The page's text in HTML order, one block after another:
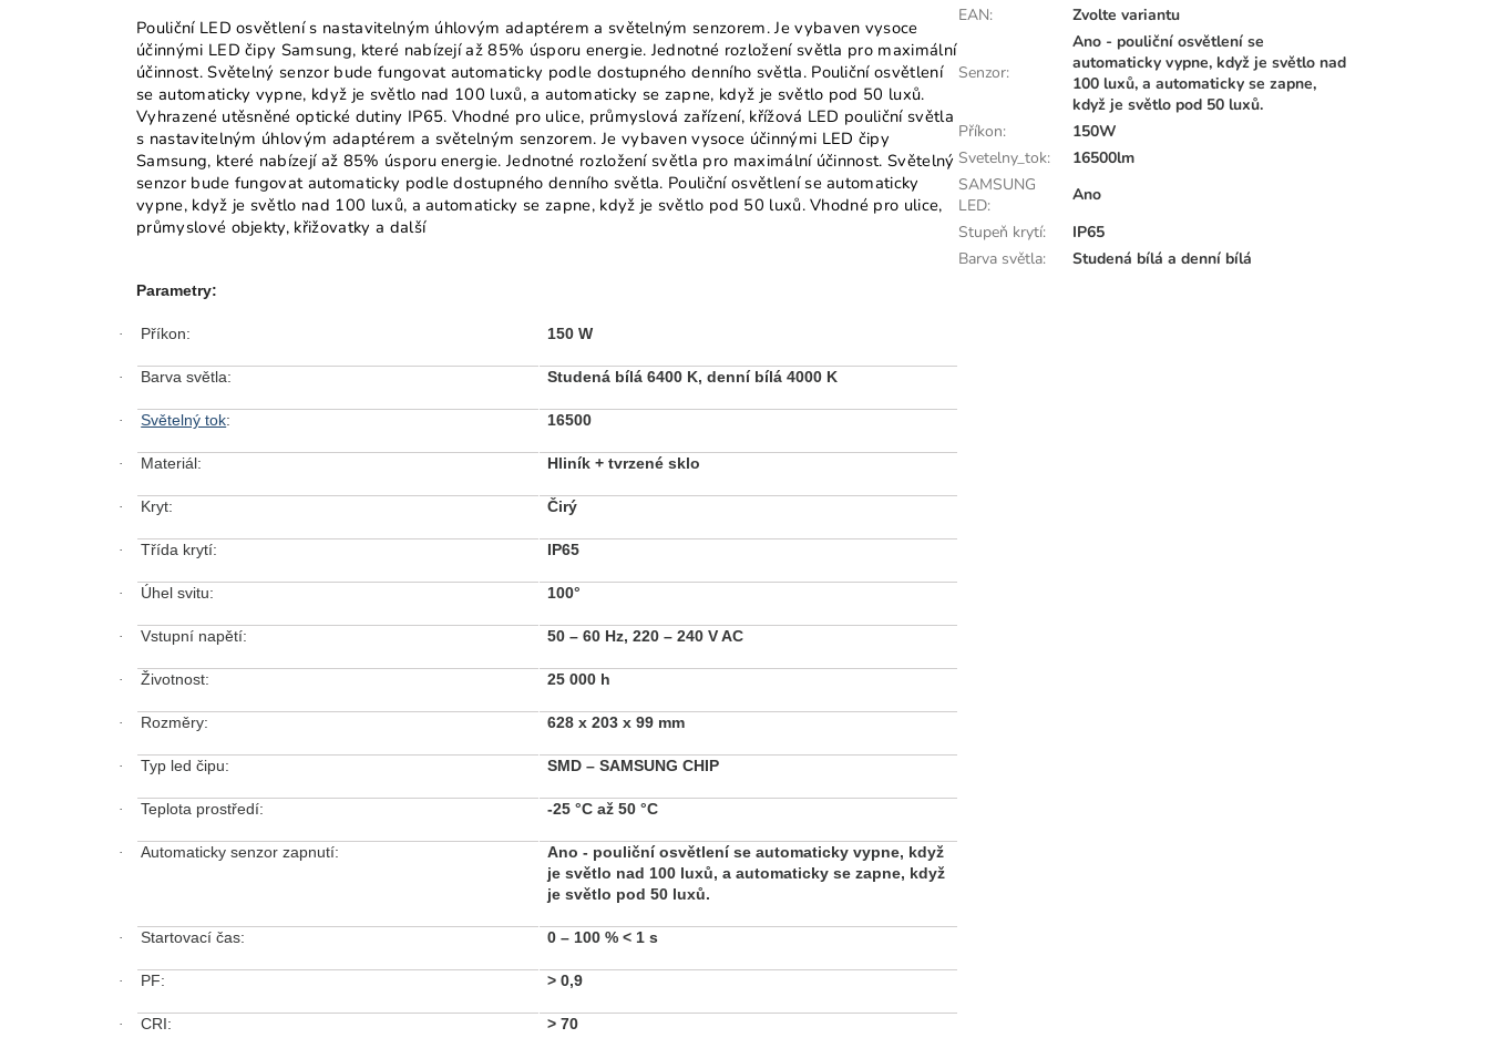
Pouliční LED osvětlení s nastavitelným úhlovým adaptérem a světelným senzorem. Je vybaven vysoce
účinnými LED čipy Samsung, které nabízejí až 85% úsporu energie. Jednotné rozložení světla pro maximální
účinnost. Světelný senzor bude fungovat automaticky podle dostupného denního světla. Pouliční osvětlení
se automaticky vypne, když je světlo nad 100 luxů, a automaticky se zapne, když je světlo pod 50 luxů.
Vyhrazené utěsněné optické dutiny IP65. Vhodné pro ulice, průmyslová zařízení, křížová LED pouliční světla
s nastavitelným úhlovým adaptérem a světelným senzorem. Je vybaven vysoce účinnými LED čipy
Samsung, které nabízejí až 85% úsporu energie. Jednotné rozložení světla pro maximální účinnost. Světelný
senzor bude fungovat automaticky podle dostupného denního světla. Pouliční osvětlení se automaticky
vypne, když je světlo nad 100 luxů, a automaticky se zapne, když je světlo pod 50 luxů. Vhodné pro ulice,
průmyslové objekty, křižovatky a další
Parametry:
· Příkon: 150 W
· Barva světla: Studená bílá 6400 K, denní bílá 4000 K
· Světelný tok: 16500
· Materiál: Hliník + tvrzené sklo
· Kryt: Čirý
· Třída krytí: IP65
· Úhel svitu: 100°
· Vstupní napětí: 50 – 60 Hz, 220 – 240 V AC
· Životnost: 25 000 h
· Rozměry: 628 x 203 x 99 mm
· Typ led čipu: SMD – SAMSUNG CHIP
· Teplota prostředí: -25 °C až 50 °C
· Automaticky senzor zapnutí:
Ano - pouliční osvětlení se automaticky vypne, když
je světlo nad 100 luxů, a automaticky se zapne, když
je světlo pod 50 luxů.
· Startovací čas: 0 – 100 %< 1 s
· PF: >0,9
· CRI: >70
EAN: Zvolte variantu
Senzor:
Ano - pouliční osvětlení se
automaticky vypne, když je světlo nad
100 luxů, a automaticky se zapne,
když je světlo pod 50 luxů.
Příkon:
150W
Svetelny_tok:
16500lm
SAMSUNG
LED:
Ano
Stupeň krytí:
IP65
Barva světla: Studená bílá a denní bílá